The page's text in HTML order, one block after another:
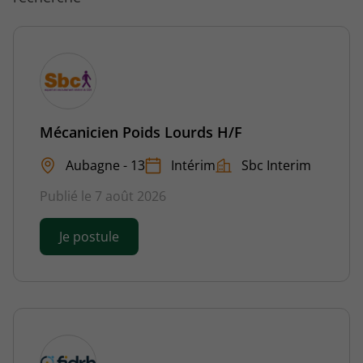
Mécanicien Poids Lourds H/F
Aubagne - 13 Intérim
Sbc Interim
Publié le 7 août 2026
Je postule